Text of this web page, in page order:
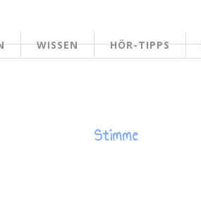
WISSEN HÖR-TIPPS
Stimme